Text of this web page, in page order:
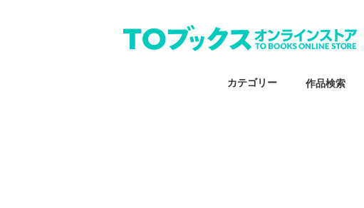
カテゴリー 作品検索